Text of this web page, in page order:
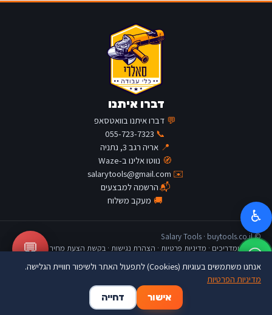
דברו איתנו
💬 דברו איתנו בוואטסאפ
📞
055-723-7323
📍 אריה רגב 3, נתניה
🧭 נווטו אלינו ב-Waze
✉️
salarytools@gmail.com
📬הרשמה למבצעים
🚚 מעקב משלוח
© Salary Tools · buytools.co.il
כתבות ומדריכים · מדיניות פרטיות · הצהרת נגישות · בקשת הצעת מחיר 💬
♿
🛒
סל קניות
אנחנו משתמשים בעוגיות (Cookies) לתפעול האתר ולשיפור חוויית הגלישה.
מדיניות הפרטיות
אישור
דחייה